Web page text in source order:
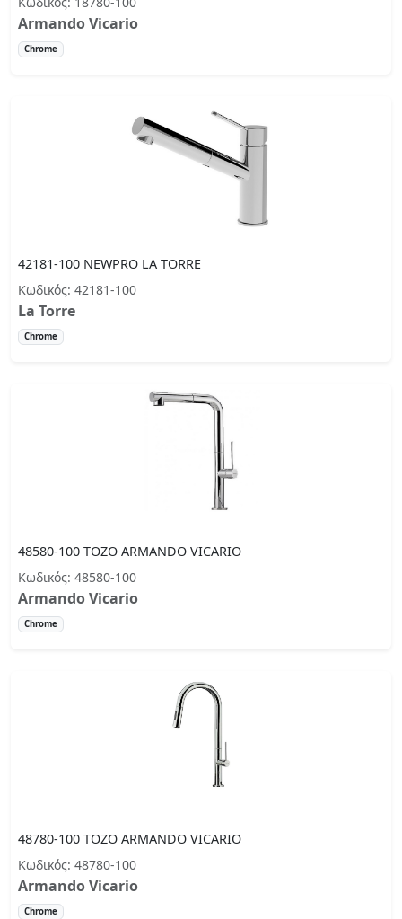
Armando Vicario
Chrome
42181-100 NEWPRO LA TORRE
Κωδικός: 42181-100
La Torre
Chrome
48580-100 TOZO ARMANDO VICARIO
Κωδικός: 48580-100
Armando Vicario
Chrome
48780-100 TOZO ARMANDO VICARIO
Κωδικός: 48780-100
Armando Vicario
Chrome